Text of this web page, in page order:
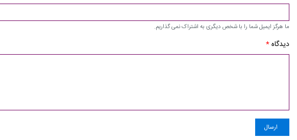
ما هرگز ایمیل شما را با شخص دیگری به اشتراک نمی گذاریم.
دیدگاه*
ارسال